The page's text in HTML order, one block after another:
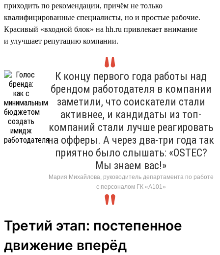
приходить по рекомендации, причём не только
квалифицированные специалисты, но и простые рабочие.
Красивый «входной блок» на hh.ru привлекает внимание
и улучшает репутацию компании.
К концу первого года работы над
брендом работодателя в компании
заметили, что соискатели стали
активнее, и кандидаты из топ-
компаний стали лучше реагировать
на офферы. А через два-три года так
приятно было слышать: «OSTEC?
Мы знаем вас!»
Мария Михайлова, руководитель департамента по работе
с персоналом ГК «А101»
Третий этап: постепенное
движение вперёд